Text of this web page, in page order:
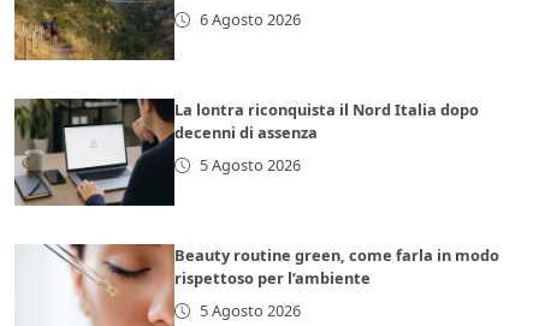
6 Agosto 2026
La lontra riconquista il Nord Italia dopo
decenni di assenza
5 Agosto 2026
Beauty routine green, come farla in modo
rispettoso per l’ambiente
5 Agosto 2026